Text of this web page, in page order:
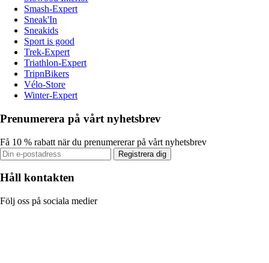
Smash-Expert
Sneak'In
Sneakids
Sport is good
Trek-Expert
Triathlon-Expert
TripnBikers
Vélo-Store
Winter-Expert
Prenumerera på vårt nyhetsbrev
Få 10 % rabatt när du prenumererar på vårt nyhetsbrev
Registrera dig
Håll kontakten
Följ oss på sociala medier